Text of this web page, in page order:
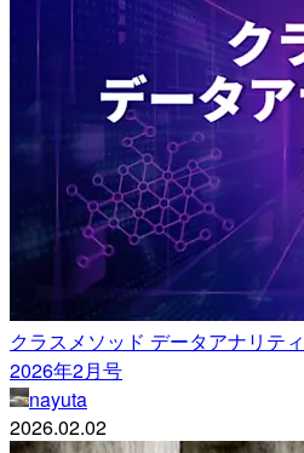
クラスメソッド データアナリテ
2026年2月号
nayuta
2026.02.02